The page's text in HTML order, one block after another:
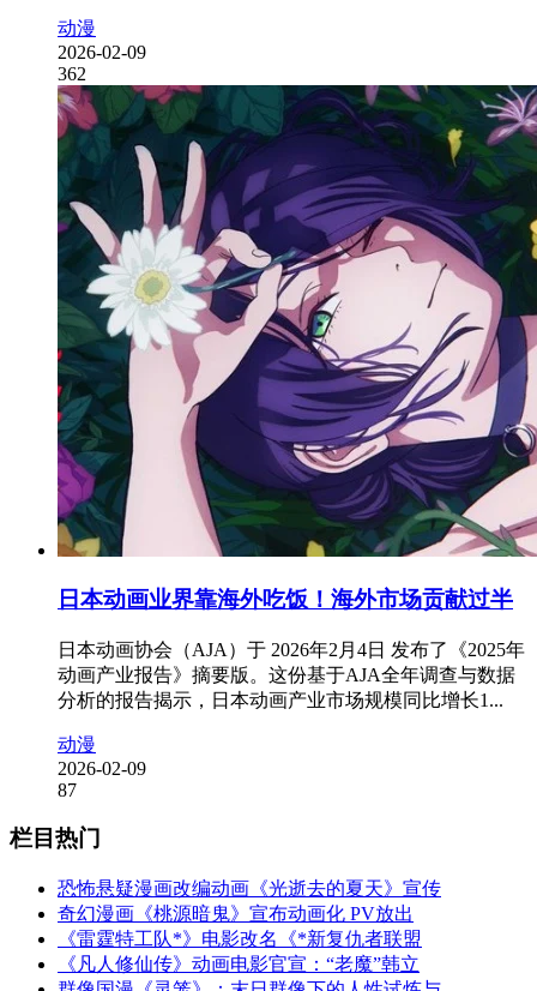
动漫
2026-02-09
362
日本动画业界靠海外吃饭！海外市场贡献过半
日本动画协会（AJA）于 2026年2月4日 发布了《2025年
动画产业报告》摘要版。这份基于AJA全年调查与数据
分析的报告揭示，日本动画产业市场规模同比增长1...
动漫
2026-02-09
87
栏目热门
恐怖悬疑漫画改编动画《光逝去的夏天》宣传
奇幻漫画《桃源暗鬼》宣布动画化 PV放出
《雷霆特工队*》电影改名《*新复仇者联盟
《凡人修仙传》动画电影官宣：“老魔”韩立